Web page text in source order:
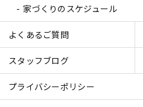
家づくりのスケジュール
よくあるご質問
スタッフブログ
プライバシーポリシー